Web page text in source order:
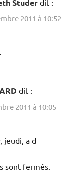
Studer dit :
2011 à 10:52
dit :
2011 à 10:05
jeudi, a d
sont fermés.